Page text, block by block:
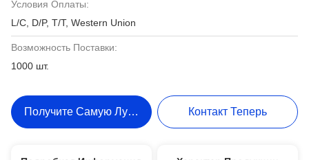
Условия Оплаты:
L/C, D/P, T/T, Western Union
Возможность Поставки:
1000 шт.
Получите Самую Лучшую Цену Контакт Теперь